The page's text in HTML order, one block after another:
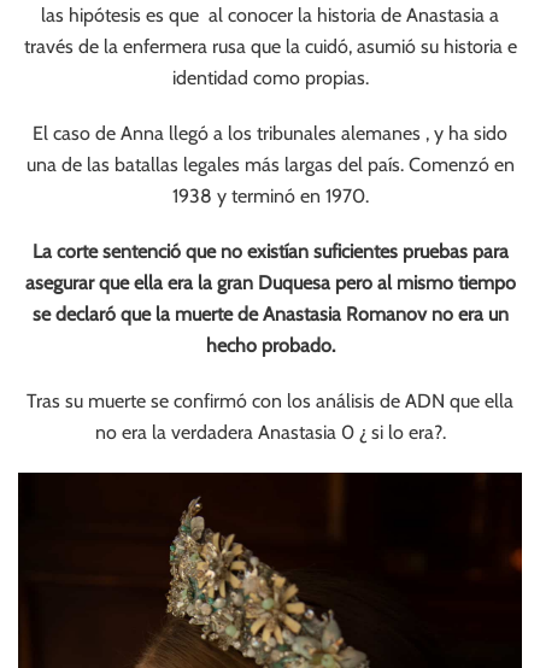
las hipótesis es que al conocer la historia de Anastasia a
través de la enfermera rusa que la cuidó, asumió su historia e
identidad como propias.
El caso de Anna llegó a los tribunales alemanes , y ha sido
una de las batallas legales más largas del país. Comenzó en
1938 y terminó en 1970.
La corte sentenció que no existían suficientes pruebas para
asegurar que ella era la gran Duquesa pero al mismo tiempo
se declaró que la muerte de Anastasia Romanov no era un
hecho probado.
Tras su muerte se confirmó con los análisis de ADN que ella
no era la verdadera Anastasia 0 ¿ si lo era?.